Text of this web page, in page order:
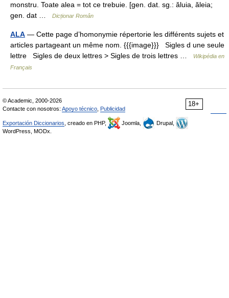
monstru. Toate alea = tot ce trebuie. [gen. dat. sg.: ăluia, ăleia;
gen. dat …
Dicționar Român
ALA — Cette page d’homonymie répertorie les différents sujets et
articles partageant un même nom. {{{image}}} Sigles d une seule
lettre Sigles de deux lettres > Sigles de trois lettres …
Wikipédia en
Français
18+
© Academic, 2000-2026
Contacte con nosotros: Apoyo técnico Publicidad
Exportación Diccionarios , creado en PHP, Joomla,
Drupal,
WordPress, MODx.